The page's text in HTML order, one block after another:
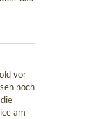
vor
noch
am